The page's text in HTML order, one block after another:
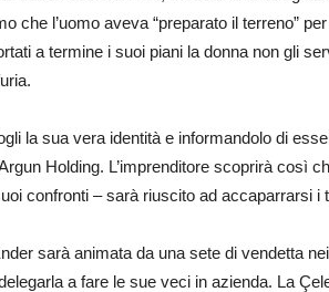
che l’uomo aveva “preparato il terreno”
a termine i suoi piani la donna non gli
la sua vera identità e informandolo di
Holding. L’imprenditore scoprirà così
confronti – sarà riuscito ad accaparrarsi i
sarà animata da una sete di vendetta
a fare le sue veci in azienda. La